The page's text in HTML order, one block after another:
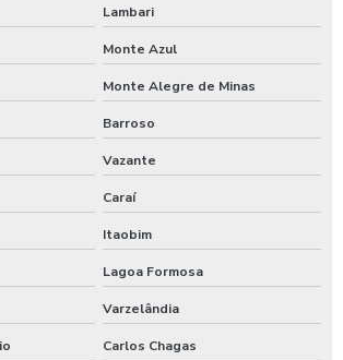
pix
automotiva
Lambari
Monte Azul
Monte Alegre de Minas
Barroso
Vazante
Caraí
Itaobim
Lagoa Formosa
Varzelândia
Carlos Chagas